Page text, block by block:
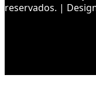
reservados. |